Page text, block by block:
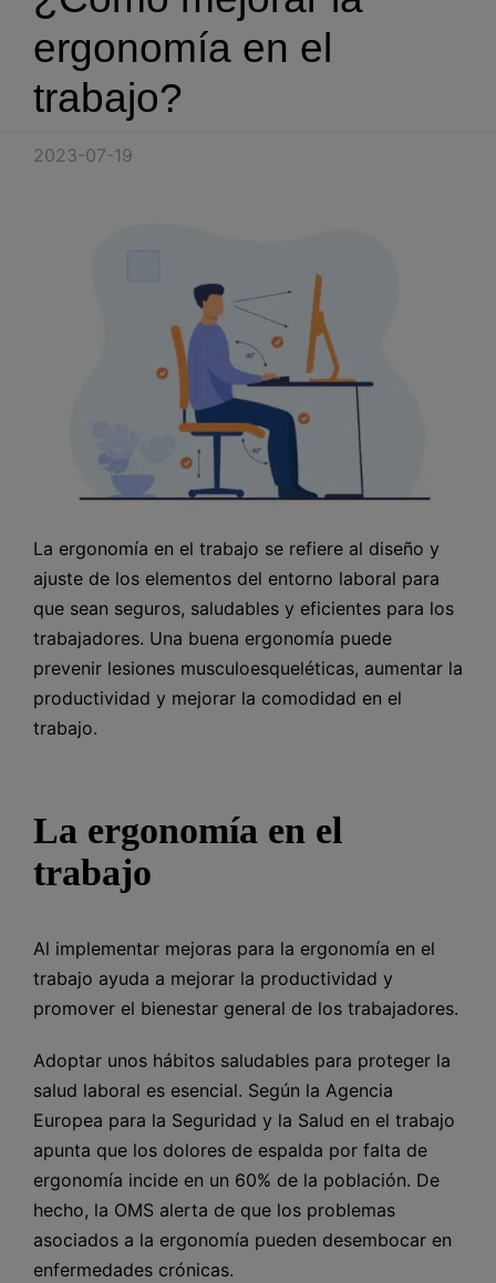
Recursos
Hablemos
ergonomía en el
trabajo?
2023-07-19
La ergonomía en el trabajo se refiere al diseño y
ajuste de los elementos del entorno laboral para
que sean seguros, saludables y eficientes para los
trabajadores. Una buena ergonomía puede
prevenir lesiones musculoesqueléticas, aumentar la
productividad y mejorar la comodidad en el
trabajo.
La ergonomía en el
trabajo
Al implementar mejoras para la ergonomía en el
trabajo ayuda a mejorar la productividad y
promover el bienestar general de los trabajadores.
Adoptar unos hábitos saludables para proteger la
salud laboral es esencial. Según la Agencia
Europea para la Seguridad y la Salud en el trabajo
apunta que los dolores de espalda por falta de
ergonomía incide en un 60% de la población. De
hecho, la OMS alerta de que los problemas
asociados a la ergonomía pueden desembocar en
enfermedades crónicas.